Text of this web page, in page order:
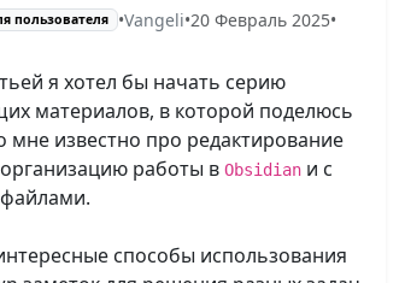
пользователя •Vangeli•20 Февраль 2025•
я хотел бы начать серию
материалов, в которой поделюсь
мне известно про редактирование
организацию работы в Obsidian и с
файлами.
способы использования